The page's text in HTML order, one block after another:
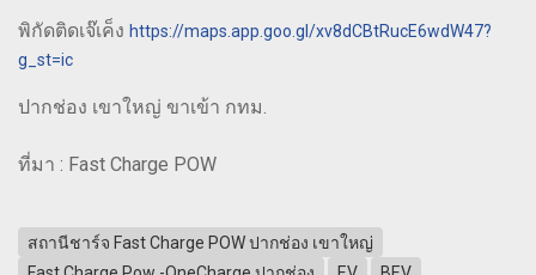
พิกัดติดเจ๊เค็ง https://maps.app.goo.gl/xv8dCBtRucE6wdW47?
g_st=ic
ปากช่อง เขาใหญ่ ขาเข้า กทม.
ที่มา : Fast Charge POW
สถานีชาร์จ Fast Charge POW ปากช่อง เขาใหญ่